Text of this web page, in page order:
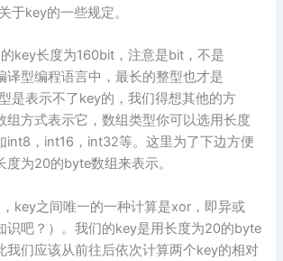
于key的一些规定。
key长度为160bit，注意是bit，不是
译型编程语言中，最长的整型也才是
是表示不了key的，我们得想其他的方
组方式表示它，数组类型你可以选用长度
int8，int16，int32等。这里为了下边方便
度为20的byte数组来表示。
key之间唯一的一种计算是xor，即异或
识吧？）。我们的key是用长度为20的byte
我们应该从前往后依次计算两个key的相对